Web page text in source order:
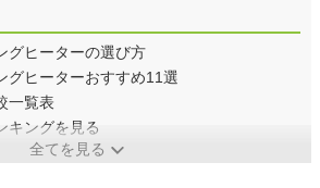
グヒーターの選び方
グヒーターおすすめ11選
一覧表
キングを見る
全てを見る